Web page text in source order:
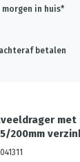
in huis*
betalen
200mm